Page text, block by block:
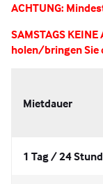
ACHTUNG:
SAMSTAGS
holen/bringen Sie
Mietdauer
1 Tag / 24